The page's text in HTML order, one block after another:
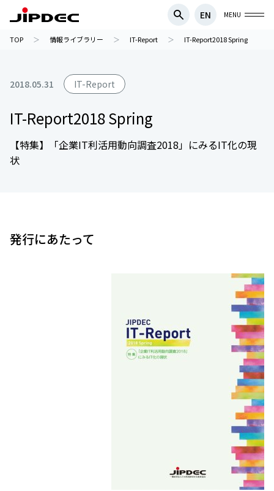
EN MENU
TOP 情報ライブラリー IT-Report IT-Report2018 Spring
2018.05.31 IT-Report
IT-Report2018 Spring
【特集】「企業IT利活用動向調査2018」にみるIT化の現
状
発行にあたって